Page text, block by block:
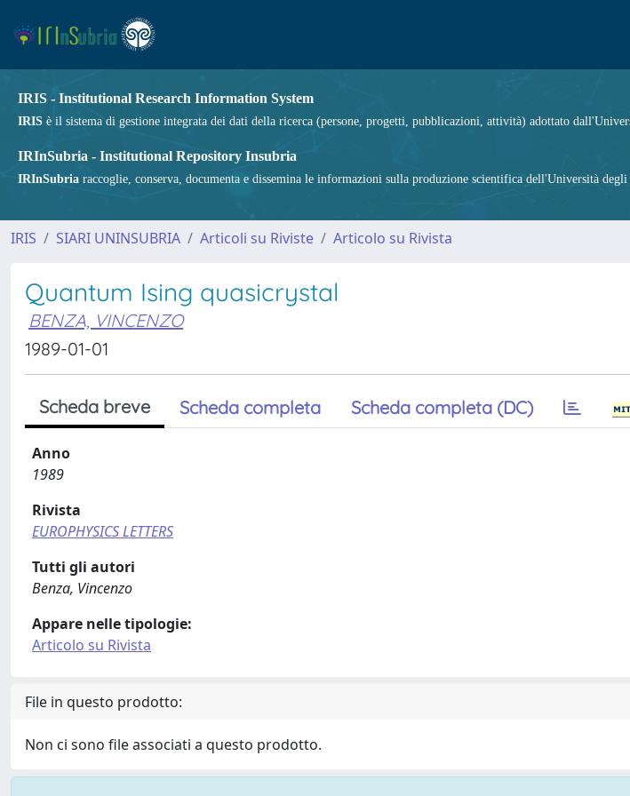
IRIS - Institutional Research Information System
IRIS è il sistema di gestione integrata dei dati della ricerca (persone, progetti, pubblicazioni, attività) adottato
IRInSubria - Institutional Repository Insubria
IRInSubria raccoglie, conserva, documenta e dissemina le informazioni sulla produzione scientifica dell'Università
IRIS SIARI UNINSUBRIA Articoli su Riviste Articolo su Rivista
Quantum Ising quasicrystal
BENZA, VINCENZO
1989-01-01
Scheda breve Scheda completa Scheda completa (DC)
Anno
1989
Rivista
EUROPHYSICS LETTERS
Tutti gli autori
Benza, Vincenzo
Appare nelle tipologie:
Articolo su Rivista
File in questo prodotto:
Non ci sono file associati a questo prodotto.